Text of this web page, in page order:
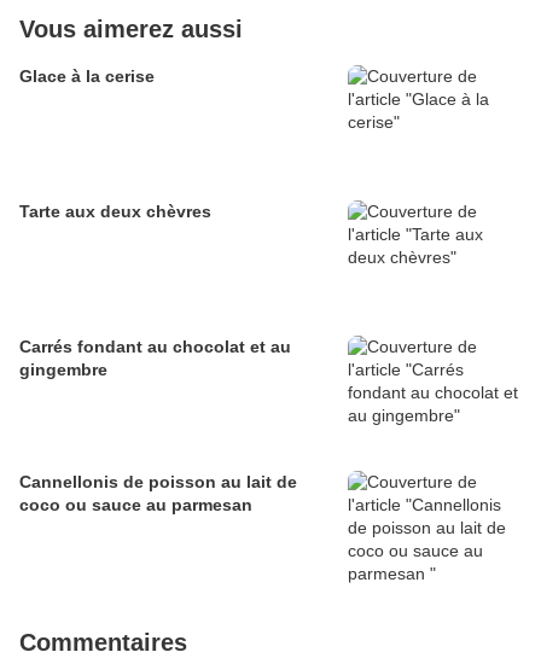
Vous aimerez aussi
Glace à la cerise
Tarte aux deux chèvres
Carrés fondant au chocolat et au
gingembre
Cannellonis de poisson au lait de
coco ou sauce au parmesan
Commentaires